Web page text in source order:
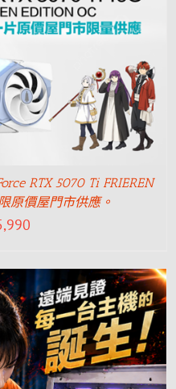
RTX 5070 Ti FRIEREN
原價屋門市供應。